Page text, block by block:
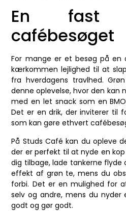
En
cafébesøget
For mange er et besøg på en
kærkommen lejlighed til at
fra hverdagens travlhed.
denne oplevelse, hvor den kan
med en let snack som en
Det er en drik, der inviterer til
som kan gøre ethvert
På Studs Café kan du opleve
der er perfekt til at nyde en
dig tilbage, lade tankerne flyde
effekt af grøn te, mens du
forbi. Det er en mulighed for
selv og andre, mens du nyder
godt og gør godt.